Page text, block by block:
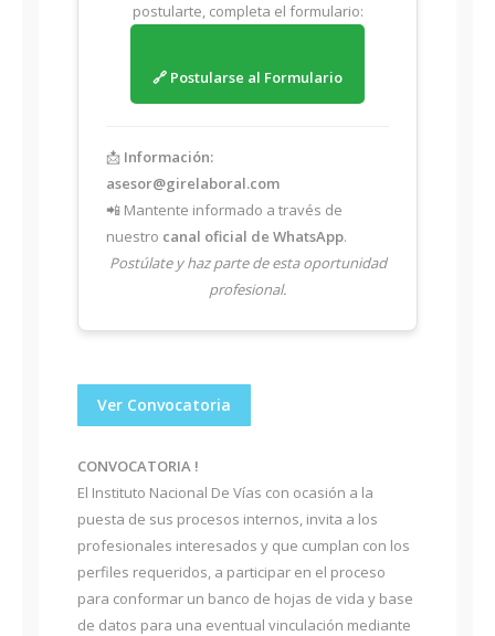
postularte, completa el formulario:
🔗 Postularse al Formulario
📩 Información:
asesor@girelaboral.com
📲 Mantente informado a través de
nuestro canal oficial de WhatsApp.
Postúlate y haz parte de esta oportunidad
profesional.
Ver Convocatoria
CONVOCATORIA !
El Instituto Nacional De Vías con ocasión a la
puesta de sus procesos internos, invita a los
profesionales interesados y que cumplan con los
perfiles requeridos, a participar en el proceso
para conformar un banco de hojas de vida y base
de datos para una eventual vinculación mediante